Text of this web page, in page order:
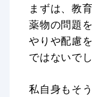
まずは、教
薬物の問題
やりや配慮
ではないで
私自身もそ